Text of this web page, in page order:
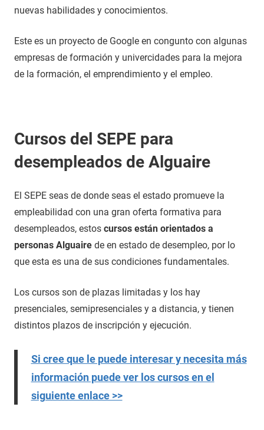
nuevas habilidades y conocimientos.
Este es un proyecto de Google en congunto con algunas
empresas de formación y univercidades para la mejora
de la formación, el emprendimiento y el empleo.
Cursos del SEPE para
desempleados de Alguaire
El SEPE seas de donde seas el estado promueve la
empleabilidad con una gran oferta formativa para
desempleados, estos cursos están orientados a
personas Alguaire de en estado de desempleo, por lo
que esta es una de sus condiciones fundamentales.
Los cursos son de plazas limitadas y los hay
presenciales, semipresenciales y a distancia, y tienen
distintos plazos de inscripción y ejecución.
Si cree que le puede interesar y necesita más
información puede ver los cursos en el
siguiente enlace >>